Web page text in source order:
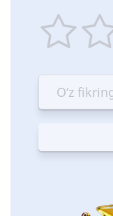
star
Terrible
stars
—
Bad